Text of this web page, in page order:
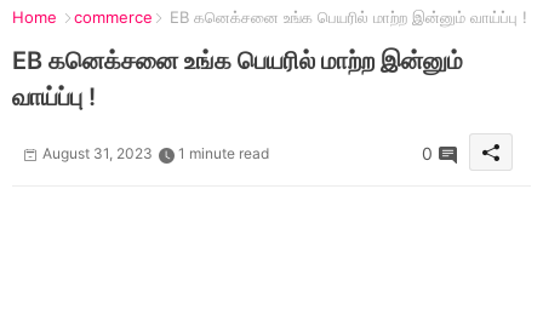
Home commerce EB கனெக்சனை உங்க பெயரில் மாற்ற இன்னும் வாய்ப்பு !
EB கனெக்சனை உங்க பெயரில் மாற்ற இன்னும்
வாய்ப்பு !
August 31, 2023 1 minute read 0